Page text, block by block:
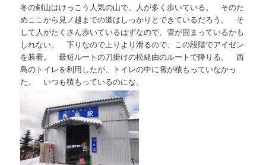
冬の剣山はけっこう人気の山で、人が多く歩いている。 そのた
めここから見ノ越までの道はしっかりとできているだろう。 そ
して人がたくさん歩いているはずなので、雪が固まっているかも
しれない。 下りなので上りより滑るので、この段階でアイゼン
を装着。 最短ルートの刀掛けの松経由のルートで降りる。 西
島のトイレを利用したが、トイレの中に雪が積もっていなかっ
た。 いつも積もっているのにな。